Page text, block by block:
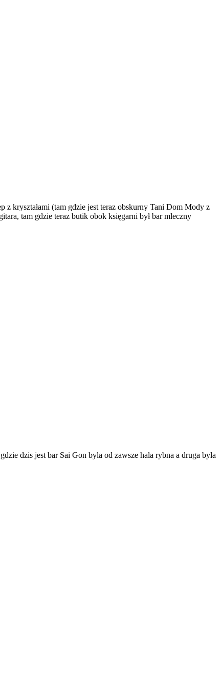
z kryształami (tam gdzie jest teraz obskurny Tani Dom Mody z
tam gdzie teraz butik obok księgarni był bar mleczny
dzis jest bar Sai Gon byla od zawsze hala rybna a druga była